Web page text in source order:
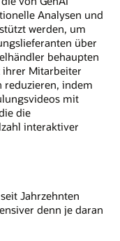
Analysen und
werden, um
über
behaupten
ihrer Mitarbeiter
reduzieren, indem
mit
die
interaktiver
Jahrzehnten
denn je daran